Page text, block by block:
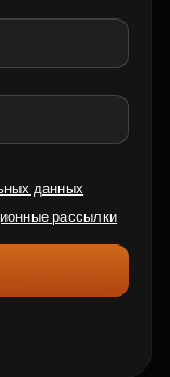
данных
рассылки